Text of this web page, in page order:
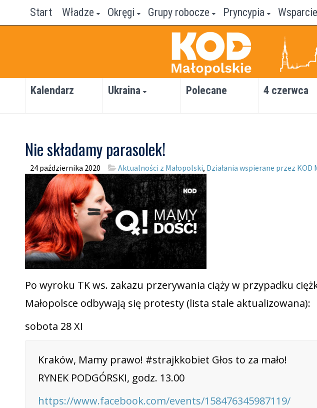
Start Władze Okręgi Grupy robocze Pryncypia Wsparcie
Kalendarz Ukraina Polecane 4 czerwca
Nie składamy parasolek!
24 października 2020 Aktualności z Małopolski, Działania wspierane przez KOD
Po wyroku TK ws. zakazu przerywania ciąży w przypadku
Małopolsce odbywają się protesty (lista stale aktualizowana):
sobota 28 XI
Kraków, Mamy prawo! #strajkkobiet Głos to za mało!
RYNEK PODGÓRSKI, godz. 13.00
https://www.facebook.com/events/158476345987119/